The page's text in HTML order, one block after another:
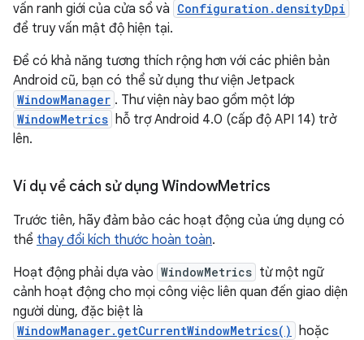
vấn ranh giới của cửa sổ và Configuration.densityDpi
để truy vấn mật độ hiện tại.
Để có khả năng tương thích rộng hơn với các phiên bản
Android cũ, bạn có thể sử dụng thư viện Jetpack
WindowManager . Thư viện này bao gồm một lớp
WindowMetrics hỗ trợ Android 4.0 (cấp độ API 14) trở
lên.
Ví dụ về cách sử dụng WindowMetrics
Trước tiên, hãy đảm bảo các hoạt động của ứng dụng có
thể thay đổi kích thước hoàn toàn.
Hoạt động phải dựa vào WindowMetrics từ một ngữ
cảnh hoạt động cho mọi công việc liên quan đến giao diện
người dùng, đặc biệt là
WindowManager.getCurrentWindowMetrics() hoặc